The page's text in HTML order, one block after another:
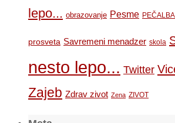
lepo... obrazovanje Pesme
prosveta Savremeni menadzer skola
nesto lepo... Twitter
Zajeb Zdrav zivot Zena ZIVOT